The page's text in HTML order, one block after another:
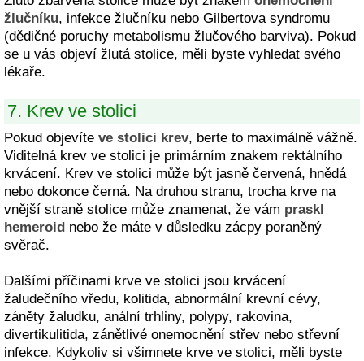
žlučníku, infekce žlučníku nebo Gilbertova syndromu
(dědičné poruchy metabolismu žlučového barviva). Pokud
se u vás objeví žlutá stolice, měli byste vyhledat svého
lékaře.
7. Krev ve stolici
Pokud objevíte ve stolici krev, berte to maximálně vážně.
Viditelná krev ve stolici je primárním znakem rektálního
krvácení. Krev ve stolici může být jasně červená, hnědá
nebo dokonce černá. Na druhou stranu, trocha krve na
vnější straně stolice může znamenat, že vám praskl
hemeroid nebo že máte v důsledku zácpy poraněný
svěrač.
Dalšími příčinami krve ve stolici jsou krvácení
žaludečního vředu, kolitida, abnormální krevní cévy,
záněty žaludku, anální trhliny, polypy, rakovina,
divertikulitida, zánětlivé onemocnění střev nebo střevní
infekce. Kdykoliv si všimnete krve ve stolici, měli byste